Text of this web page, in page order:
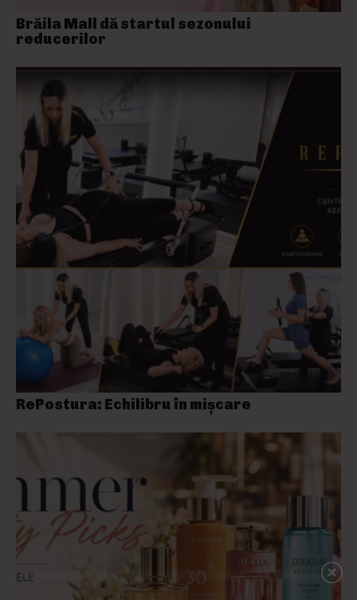
Brăila Mall dă startul sezonului
reducerilor
RePostura: Echilibru în mișcare